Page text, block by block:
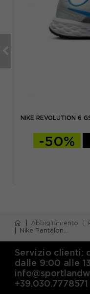
NIKE REVOLUTION 6
-50%
Abbigliamento
Nike Pantaloni Tech Fleece Grigio Bambino
Servizio clienti:
dalle 9:00 alle
+39.030.7778571